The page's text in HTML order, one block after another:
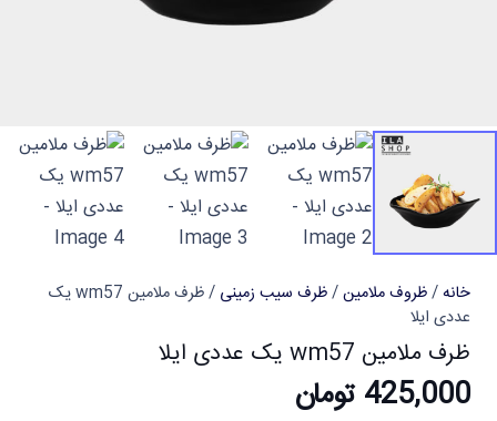
خانه/ظروف ملامین/ظرف سیب زمینی
/ ظرف ملامین wm57 یک
عددی ایلا
ظرف ملامین wm57 یک عددی ایلا
425,000تومان